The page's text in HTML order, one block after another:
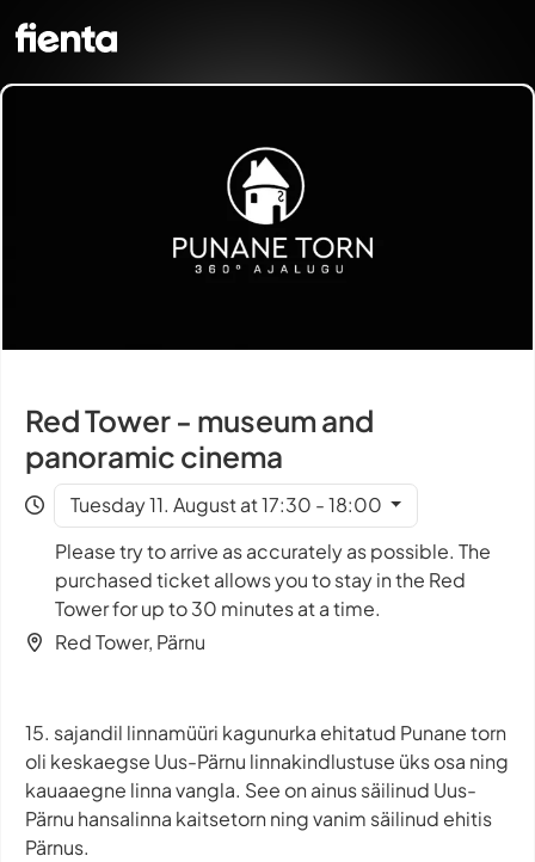
Red Tower - museum and
panoramic cinema
Tuesday 11. August at 17:30 - 18:00
Please try to arrive as accurately as possible. The
purchased ticket allows you to stay in the Red
Tower for up to 30 minutes at a time.
Red Tower, Pärnu
15. sajandil linnamüüri kagunurka ehitatud Punane torn
oli keskaegse Uus-Pärnu linnakindlustuse üks osa ning
kauaaegne linna vangla. See on ainus säilinud Uus-
Pärnu hansalinna kaitsetorn ning vanim säilinud ehitis
Pärnus.